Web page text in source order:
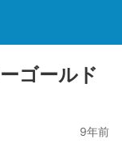
ゴールド
9年前